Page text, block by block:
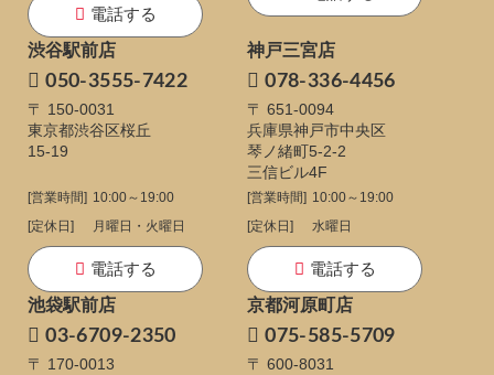
電話する
渋谷駅前店
050-3555-7422
〒 150-0031
東京都渋谷区桜丘
15-19
[営業時間] 10:00～19:00
[定休日]
月曜日・火曜日
電話する
神戸三宮店
078-336-4456
〒 651-0094
兵庫県神戸市中央区
琴ノ緒町5-2-2
三信ビル4F
[営業時間] 10:00～19:00
[定休日]
水曜日
電話する
池袋駅前店
03-6709-2350
〒 170-0013
京都河原町店
075-585-5709
〒 600-8031